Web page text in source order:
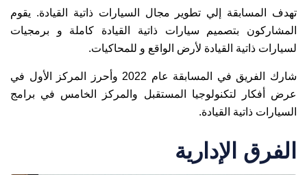
تهدف المسابقة إلي تطوير مجال السيارات ذاتية القيادة. يقوم
المشاركون بتصميم سيارات ذاتية القيادة كاملة و برمجيات
لسيارات ذاتية القيادة لأرض الواقع و للمحاكيات.
شارك الفريق في المسابقة عام 2022 وأحرز المركز الأول في
عرض أفكار لتكنولوجيا المستقبل والمركز الخامس في برامج
السيارات ذاتية القيادة.
الفرق الإدارية